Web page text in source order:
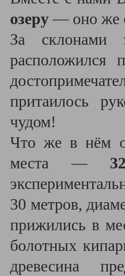
озеру — оно же
За склонами
расположился
притаилось
чудом!
Что же в нём
места —
30 метров,
прижились в
болотных
древесина